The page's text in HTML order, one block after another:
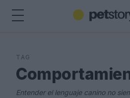
TAG
Entender el lenguaje canino no